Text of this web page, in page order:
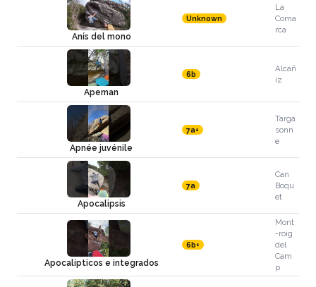
Anís del mono
Unknown
La
Coma
rca
Apeman
6b
Alcañ
iz
Apnée juvénile
7a+
Targa
sonn
e
Apocalipsis
7a
Can
Boqu
et
Apocalípticos e integrados
6b+
Mont
-roig
del
Cam
p